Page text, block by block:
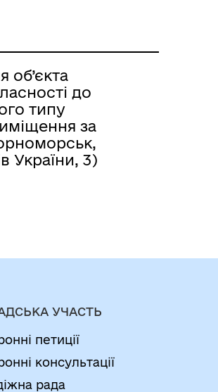
об’єкта
до
типу
за
України, 3)
УЧАСТЬ
петиції
консультації
рада